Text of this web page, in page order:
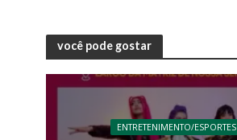
você pode gostar
ENTRETENIMENTO/ESPORTES